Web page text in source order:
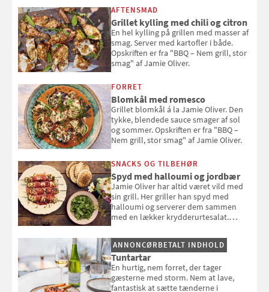
selvstændigt måltid. Opskriften er fra
Louisa Lorangs kogebog "Salat".
AFTENSMAD
Grillet kylling med chili og citron
En hel kylling på grillen med masser af
smag. Server med kartofler i både.
Opskriften er fra "BBQ – Nem grill, stor
smag" af Jamie Oliver.
FORRET
Blomkål med romesco
Grillet blomkål á la Jamie Oliver. Den
tykke, blendede sauce smager af sol
og sommer. Opskriften er fra "BBQ –
Nem grill, stor smag" af Jamie Oliver.
SNACKS OG TILBEHØR
Spyd med halloumi og jordbær
Jamie Oliver har altid været vild med
sin grill. Her griller han spyd med
halloumi og serverer dem sammen
med en lækker krydderurtesalat.
smag" af Jamie Oliver.
ANNONCØRBETALT INDHOLD
Tuntartar
En hurtig, nem forret, der tager
gæsterne med storm. Nem at lave,
fantastisk at sætte tænderne i